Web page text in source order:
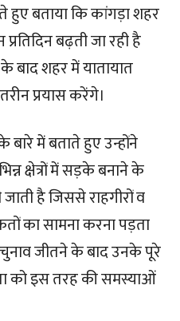
बताया कि कांगड़ा शहर
बढ़ती जा रही है
बाद शहर में यातायात
प्रयास करेंगे।
में बताते हुए उन्होंने
क्षेत्रों में सड़के बनाने के
है जिससे राहगीरों व
का सामना करना पड़ता
चुनाव जीतने के बाद उनके पूरे
को इस तरह की समस्याओं